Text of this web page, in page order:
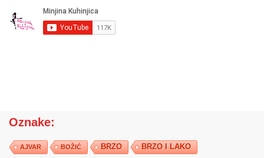
Oznake:
AJVAR BOŽIĆ BRZO BRZO I LAKO